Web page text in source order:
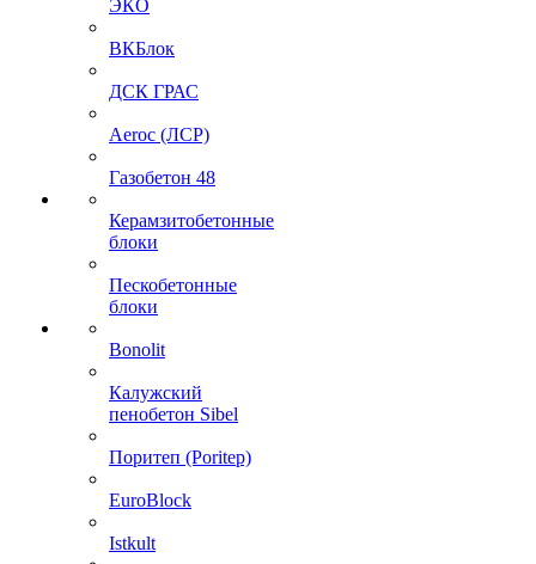
ЭКО
ВКБлок
ДСК ГРАС
Aeroc (ЛСР)
Газобетон 48
Керамзитобетонные
блоки
Пескобетонные
блоки
Bonolit
Калужский
пенобетон Sibel
Поритеп (Poritep)
EuroBlock
Istkult